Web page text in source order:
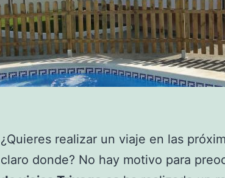
¿Quieres realizar un viaje en las
claro donde? No hay motivo para